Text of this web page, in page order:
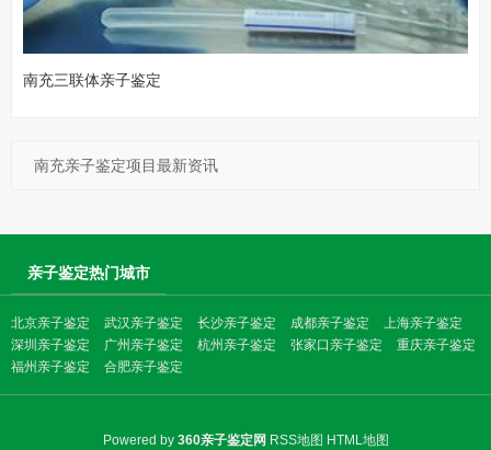
南充三联体亲子鉴定
南充亲子鉴定项目最新资讯
亲子鉴定热门城市
北京亲子鉴定 武汉亲子鉴定 长沙亲子鉴定 成都亲子鉴定
上海亲子鉴定
深圳亲子鉴定
广州亲子鉴定 杭州亲子鉴定 张家口亲子鉴定
重庆亲子鉴定
福州亲子鉴定
合肥亲子鉴定
Powered by 360亲子鉴定网 RSS地图 HTML地图